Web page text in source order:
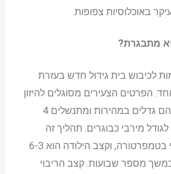
באוכלוסיות צפופות.
מתבגרת?
לכיבוש בית גידול חדש בעזרת
הפרטים הצעירים מסוגלים להיזון
מייד לאחר היוולדם. הם גדלים במהירות ומתנשלים 4
מירבי כבוגרים. תהליך זה
נמשך 6-5 ימים, תלוי בטמפרטורה, וקצב הילודה הוא 6-3
מספר שבועות. קצב הריבוי